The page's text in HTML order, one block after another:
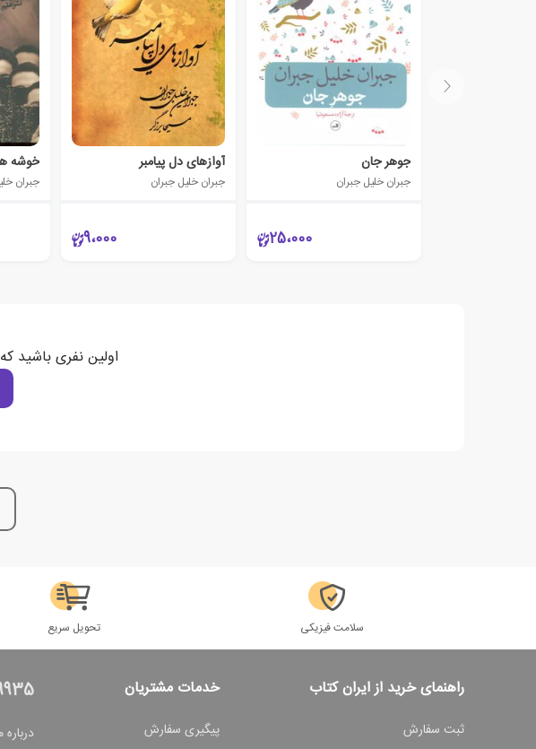
جوهر جان
جبران خلیل جبران
25،000
آوازهای دل پیامبر
جبران خلیل جبران
9،000
خوشه
جبران
اولین نفری باشید
سلامت فیزیکی تحویل سریع
راهنمای خرید از ایران کتاب
ثبت سفارش
خدمات مشتریان
پیگیری سفارش
درباره